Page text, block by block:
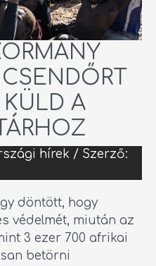
KÜLD A
hírek / Szerző:
döntött, hogy
védelmét, miután az
3 ezer 700 afrikai
betörni